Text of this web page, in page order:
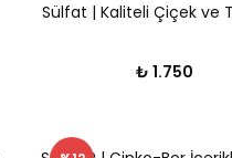
Sülfat | Kaliteli Çiçek ve
₺ 1.750